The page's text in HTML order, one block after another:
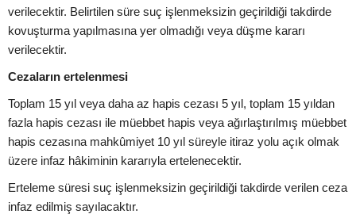
verilecektir. Belirtilen süre suç işlenmeksizin geçirildiği takdirde
kovuşturma yapılmasına yer olmadığı veya düşme kararı
verilecektir.
Cezaların ertelenmesi
Toplam 15 yıl veya daha az hapis cezası 5 yıl, toplam 15 yıldan
fazla hapis cezası ile müebbet hapis veya ağırlaştırılmış müebbet
hapis cezasına mahkûmiyet 10 yıl süreyle itiraz yolu açık olmak
üzere infaz hâkiminin kararıyla ertelenecektir.
Erteleme süresi suç işlenmeksizin geçirildiği takdirde verilen ceza
infaz edilmiş sayılacaktır.